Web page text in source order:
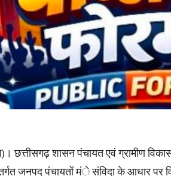
छत्तीसगढ़ शासन पंचायत एवं ग्रामीण विकास
जनपद पंचायतों मंे संविदा के आधार पर